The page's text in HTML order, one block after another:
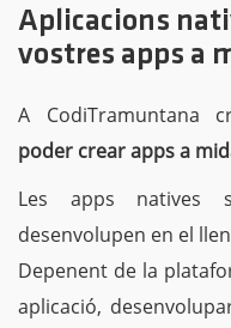
Aplicacions
vostres apps a
A CodiTramuntana
poder crear apps a
Les apps natives
desenvolupen en el
Depenent de la
aplicació,